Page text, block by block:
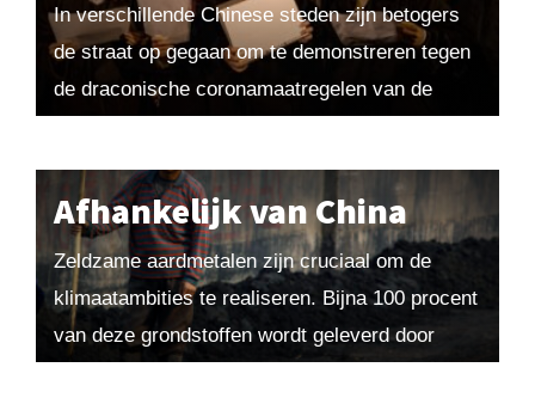
In verschillende Chinese steden zijn betogers
de straat op gegaan om te demonstreren tegen
de draconische coronamaatregelen van de
Afhankelijk van China
Zeldzame aardmetalen zijn cruciaal om de
klimaatambities te realiseren. Bijna 100 procent
van deze grondstoffen wordt geleverd door